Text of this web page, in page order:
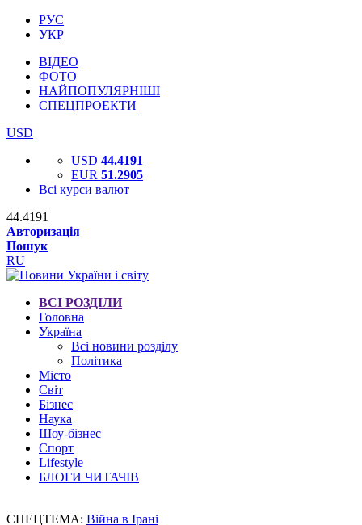
РУС
УКР
ВІДЕО
ФОТО
НАЙПОПУЛЯРНІШІ
СПЕЦПРОЕКТИ
USD
USD 44.4191
EUR 51.2905
Всі курси валют
44.4191
Авторизація
Пошук
RU
ВСІ РОЗДІЛИ
Головна
Україна
Всі новини розділу
Політика
Місто
Світ
Бізнес
Наука
Шоу-бізнес
Спорт
Lifestyle
БЛОГИ ЧИТАЧІВ
СПЕЦТЕМА: Війна в Ірані